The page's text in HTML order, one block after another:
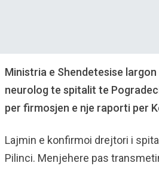
Ministria e Shendetesise
neurolog te spitalit te
per firmosjen e nje raporti per
Lajmin e konfirmoi drejtori i
Pilinci. Menjehere pas